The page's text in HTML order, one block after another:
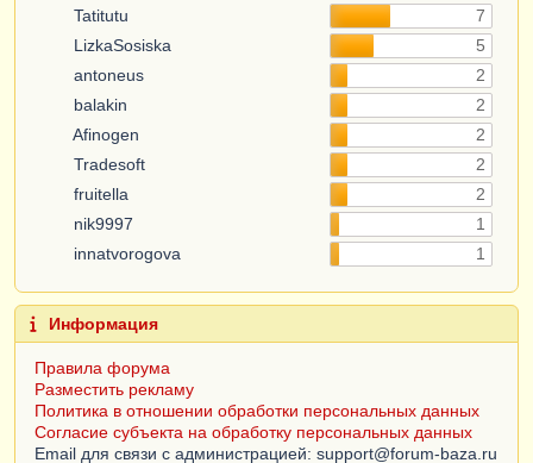
Tatitutu
7
LizkaSosiska
5
antoneus
2
balakin
2
Afinogen
2
Tradesoft
2
fruitella
2
nik9997
1
innatvorogova
1
Информация
Правила форума
Разместить рекламу
Политика в отношении обработки персональных данных
Согласие субъекта на обработку персональных данных
Email для связи с администрацией: